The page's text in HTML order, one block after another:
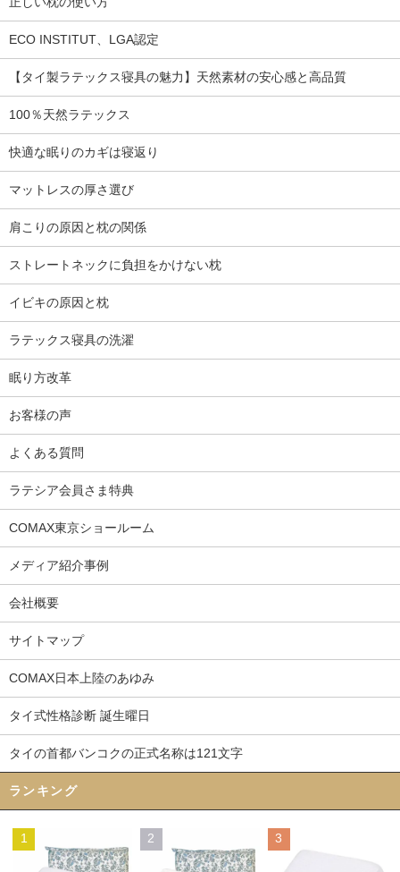
ECO INSTITUT、LGA認定
【タイ製ラテックス寝具の魅力】天然素材の安心感と高品質
100％天然ラテックス
快適な眠りのカギは寝返り
マットレスの厚さ選び
肩こりの原因と枕の関係
ストレートネックに負担をかけない枕
イビキの原因と枕
ラテックス寝具の洗濯
眠り方改革
お客様の声
よくある質問
ラテシア会員さま特典
COMAX東京ショールーム
メディア紹介事例
会社概要
サイトマップ
COMAX日本上陸のあゆみ
タイ式性格診断 誕生曜日
タイの首都バンコクの正式名称は121文字
ランキング
1 2 3